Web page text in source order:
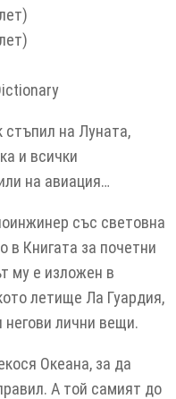
стъпил на Луната,
и всички
на авиация…
със световна
в Книгата за почетни
му е изложен в
летище Ла Гуардия,
негови лични вещи.
Океана, за да
А той самият до